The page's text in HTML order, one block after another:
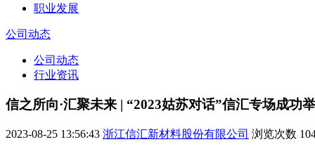
职业发展
公司动态
公司动态
行业资讯
信之所向·汇聚未来 | “2023姑苏对话”信汇专场成功
2023-08-25 13:56:43 浙江信汇新材料股份有限公司 浏览次数